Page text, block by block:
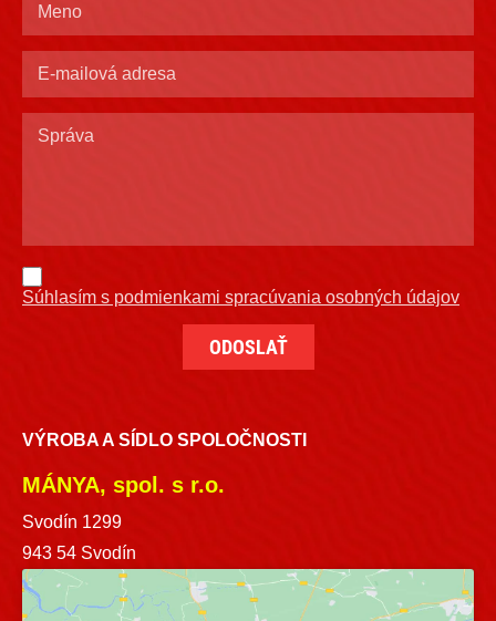
Súhlasím s podmienkami spracúvania osobných údajov
VÝROBA A SÍDLO SPOLOČNOSTI
MÁNYA, spol. s r.o.
Svodín 1299
943 54 Svodín